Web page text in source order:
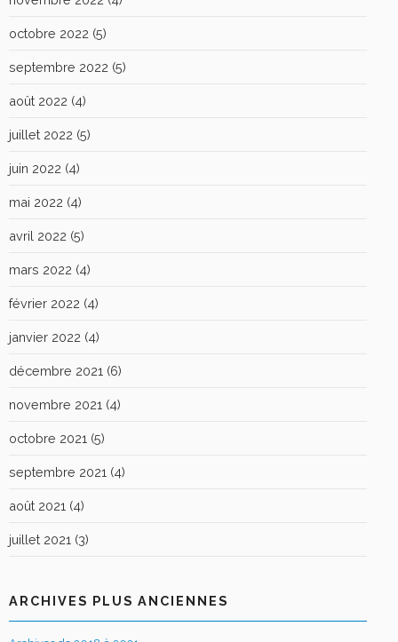
octobre 2022 (5)
septembre 2022 (5)
août 2022 (4)
juillet 2022 (5)
juin 2022 (4)
mai 2022 (4)
avril 2022 (5)
mars 2022 (4)
février 2022 (4)
janvier 2022 (4)
décembre 2021 (6)
novembre 2021 (4)
octobre 2021 (5)
septembre 2021 (4)
août 2021 (4)
juillet 2021 (3)
ARCHIVES PLUS ANCIENNES